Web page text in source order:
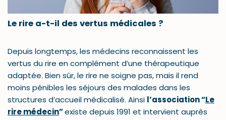
Le rire a-t-il des vertus médicales ?
Depuis longtemps, les médecins reconnaissent les
vertus du rire en complément d’une thérapeutique
adaptée. Bien sûr, le rire ne soigne pas, mais il rend
moins pénibles les séjours des malades dans les
structures d’accueil médicalisé. Ainsi l’association “Le
rire médecin”existe depuis 1991 et intervient auprès